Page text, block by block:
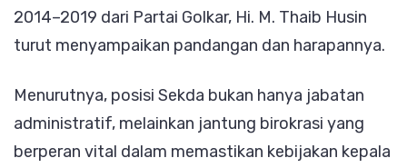
2014–2019 dari Partai Golkar, Hi. M. Thaib Husin
turut menyampaikan pandangan dan harapannya.
Menurutnya, posisi Sekda bukan hanya jabatan
administratif, melainkan jantung birokrasi yang
berperan vital dalam memastikan kebijakan kepala